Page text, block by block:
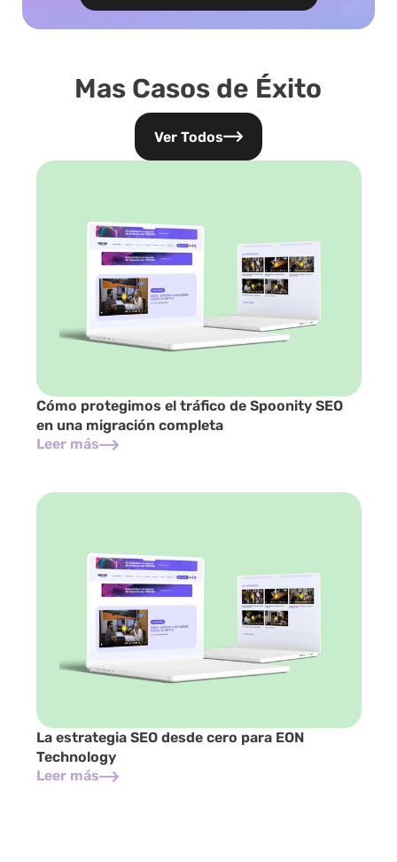
Mas Casos de Éxito
Ver Todos
Cómo protegimos el tráfico de Spoonity SEO
en una migración completa
Leer más
La estrategia SEO desde cero para EON
Technology
Leer más